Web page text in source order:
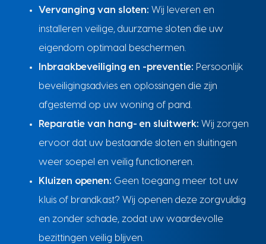
Vervanging van sloten: Wij leveren en
installeren veilige, duurzame sloten die uw
eigendom optimaal beschermen.
Inbraakbeveiliging en -preventie: Persoonlijk
beveiligingsadvies en oplossingen die zijn
afgestemd op uw woning of pand.
Reparatie van hang- en sluitwerk: Wij zorgen
ervoor dat uw bestaande sloten en sluitingen
weer soepel en veilig functioneren.
Kluizen openen: Geen toegang meer tot uw
kluis of brandkast? Wij openen deze zorgvuldig
en zonder schade, zodat uw waardevolle
bezittingen veilig blijven.